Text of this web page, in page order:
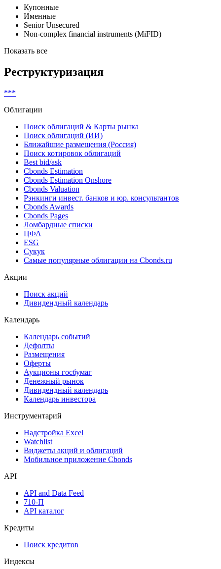
Классификатор выпуска
Купонные
Именные
Реструктуризация
Облигации
Поиск облигаций & Карты рынка
Поиск облигаций (ИИ)
Ближайшие размещения (Россия)
Поиск котировок облигаций
Best bid/ask
Cbonds Estimation
Cbonds Estimation Onshore
Cbonds Valuation
Рэнкинги инвест. банков и юр. консультантов
Cbonds Awards
Cbonds Pages
Ломбардные списки
ESG
Самые популярные облигации на Cbonds.ru
Дивидендный календарь
Календарь
Календарь событий
Дефолты
Размещения
Оферты
Аукционы госбумаг
Денежный рынок
Календарь инвестора
Инструментарий
Надстройка Excel
Мобильное приложение Cbonds
API
API and Data Feed
API каталог
Кредиты